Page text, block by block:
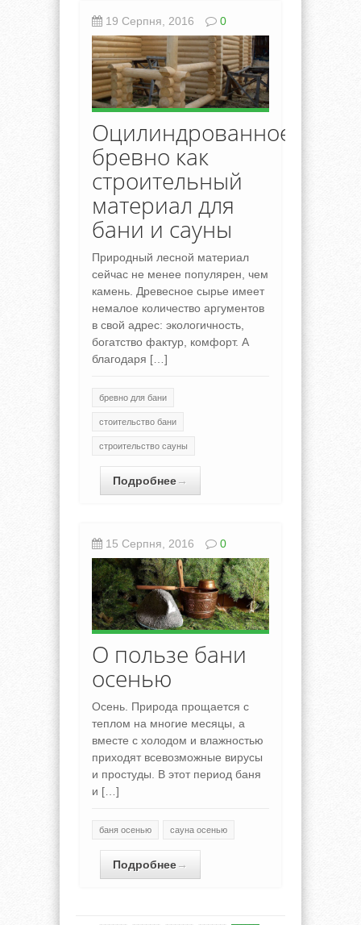
19 Серпня, 2016 0
Оцилиндрованное
бревно как
строительный
материал для
бани и сауны
Природный лесной материал
сейчас не менее популярен, чем
камень. Древесное сырье имеет
немалое количество аргументов
в свой адрес: экологичность,
богатство фактур, комфорт. А
благодаря […]
бревно для бани
стоительство бани
строительство сауны
Подробнее→
15 Серпня, 2016 0
О пользе бани
осенью
Осень. Природа прощается с
теплом на многие месяцы, а
вместе с холодом и влажностью
приходят всевозможные вирусы
и простуды. В этот период баня
и […]
баня осенью сауна осенью
Подробнее→